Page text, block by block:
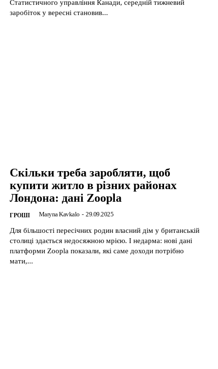
Статистичного управління Канади, середній тижневий
заробіток у вересні становив...
Скільки треба заробляти, щоб
купити житло в різних районах
Лондона: дані Zoopla
ГРОШІ Maryna Kavkalo - 29.09.2025
Для більшості пересічних родин власний дім у британській
столиці здається недосяжною мрією. І недарма: нові дані
платформи Zoopla показали, які саме доходи потрібно
мати,...